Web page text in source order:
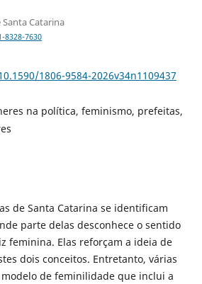
Catarina
7630
1806-9584-2026v34n1109437
na política, feminismo, prefeitas,
de Santa Catarina se identificam
parte delas desconhece o sentido
feminina. Elas reforçam a ideia de
dois conceitos. Entretanto, várias
de feminilidade que inclui a